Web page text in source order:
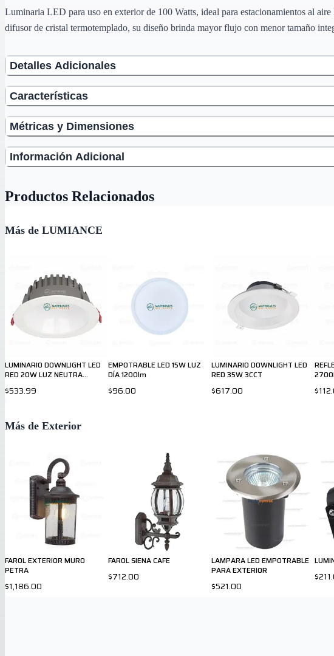
Luminaria LED para uso en exterior de 100 Watts, ideal para estacionamientos al
difusor de cristal termotemplado, su diseño brinda mayor flujo con menor tamaño
Detalles Adicionales
Características
Métricas y Dimensiones
Información Adicional
Productos Relacionados
Más de LUMIANCE
LUMINARIO DOWNLIGHT LED
RED 20W LUZ NEUTRA
$533.99
EMPOTRABLE LED 15W LUZ
DÍA 1200lm
$96.00
LUMINARIO DOWNLIGHT LED
RED 35W 3CCT
$617.00
Más de Exterior
FAROL EXTERIOR MURO
PETRA
$1,186.00
FAROL SIENA CAFE
$712.00
LAMPARA LED EMPOTRABLE
PARA EXTERIOR
$521.00